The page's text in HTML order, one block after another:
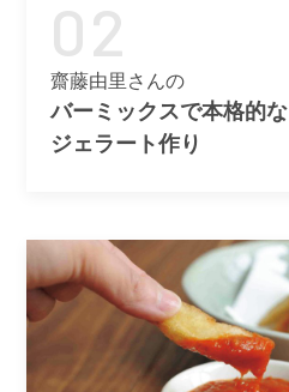
02
齋藤由里さんの
バーミックスで本格的な
ジェラート作り